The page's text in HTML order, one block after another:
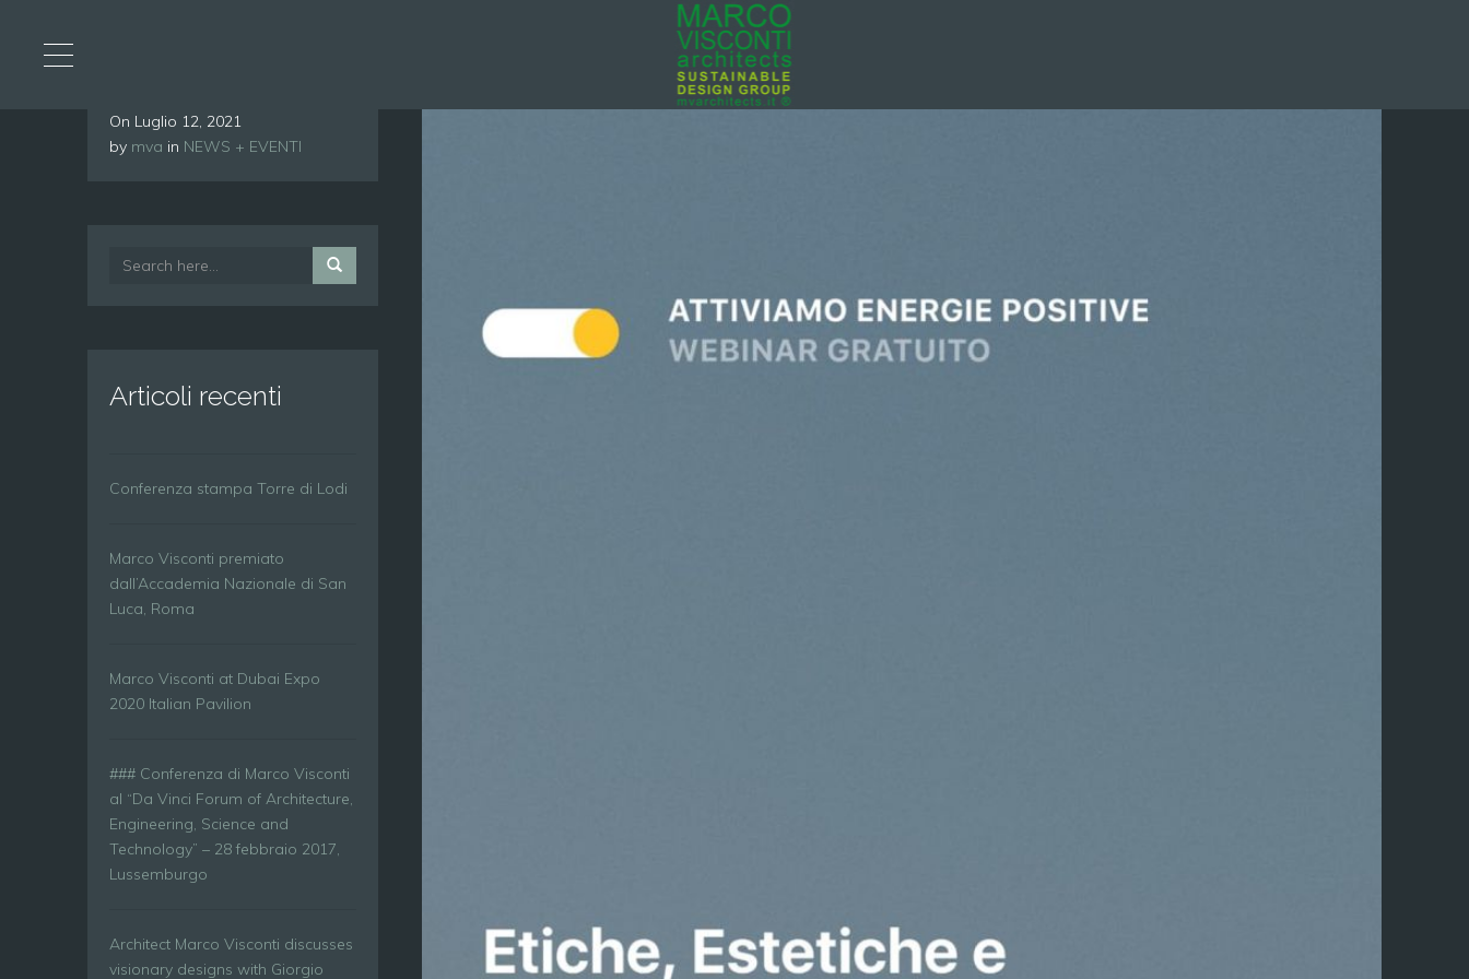
On Luglio 12, 2021
by mva in NEWS + EVENTI
Articoli recenti
Conferenza stampa Torre di Lodi
Marco Visconti premiato
dall’Accademia Nazionale di San
Luca, Roma
Marco Visconti at Dubai Expo
2020 Italian Pavilion
### Conferenza di Marco Visconti
al “Da Vinci Forum of Architecture,
Engineering, Science and
Technology” – 28 febbraio 2017,
Lussemburgo
Architect Marco Visconti discusses
visionary designs with Giorgio